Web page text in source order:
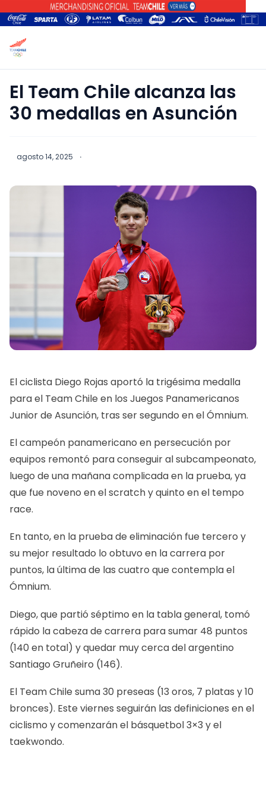
El Team Chile alcanza las
30 medallas en Asunción
agosto 14, 2025 ·
El ciclista Diego Rojas aportó la trigésima medalla
para el Team Chile en los Juegos Panamericanos
Junior de Asunción, tras ser segundo en el Ómnium.
El campeón panamericano en persecución por
equipos remontó para conseguir al subcampeonato,
luego de una mañana complicada en la prueba, ya
que fue noveno en el scratch y quinto en el tempo
race.
En tanto, en la prueba de eliminación fue tercero y
su mejor resultado lo obtuvo en la carrera por
puntos, la última de las cuatro que contempla el
Ómnium.
Diego, que partió séptimo en la tabla general, tomó
rápido la cabeza de carrera para sumar 48 puntos
(140 en total) y quedar muy cerca del argentino
Santiago Gruñeiro (146).
El Team Chile suma 30 preseas (13 oros, 7 platas y 10
bronces). Este viernes seguirán las definiciones en el
ciclismo y comenzarán el básquetbol 3×3 y el
taekwondo.